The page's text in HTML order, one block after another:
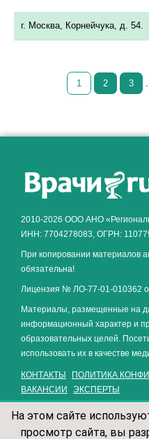
г. Москва, Корнейчука, д. 54.
1 2 3
2010-2026 ООО АНО
ИНН: 7704278083, ОГРН:
При копировании материалов
обязательна!
Лицензия № ЛО-77-01-010362
Материалы, размещенные на
информационный характер и
образовательных целей.
использовать их в качестве
КОНТАКТЫ ПОЛИТИКА
ВАКАНСИИ
ЭКСПЕРТЫ
На этом сайте
просмотр сайта, вы